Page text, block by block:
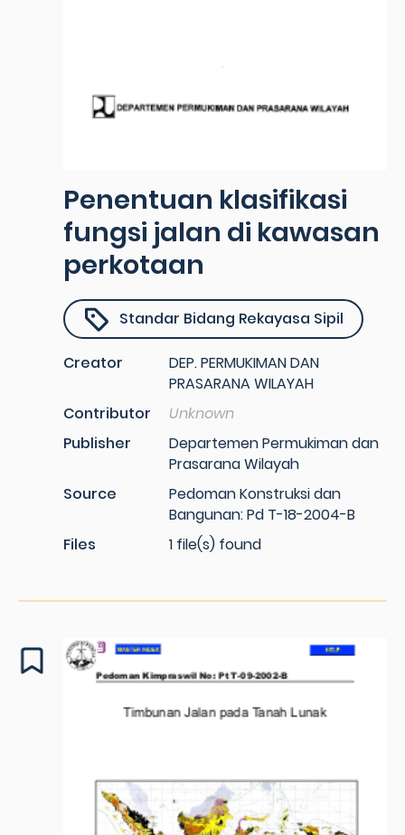
Penentuan klasifikasi
fungsi jalan di kawasan
perkotaan
Standar Bidang Rekayasa Sipil
Creator
DEP. PERMUKIMAN DAN
PRASARANA WILAYAH
Contributor
Unknown
Publisher
Departemen Permukiman dan
Prasarana Wilayah
Source
Pedoman Konstruksi dan
Bangunan: Pd T-18-2004-B
Files
1 file(s) found